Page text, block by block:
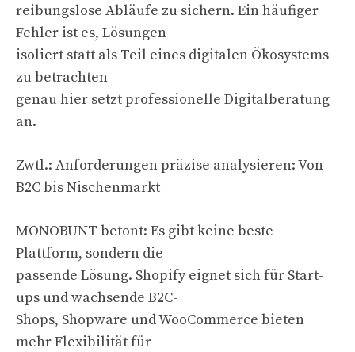
reibungslose Abläufe zu sichern. Ein häufiger
Fehler ist es, Lösungen
isoliert statt als Teil eines digitalen Ökosystems
zu betrachten –
genau hier setzt professionelle Digitalberatung
an.
Zwtl.: Anforderungen präzise analysieren: Von
B2C bis Nischenmarkt
MONOBUNT betont: Es gibt keine beste
Plattform, sondern die
passende Lösung. Shopify eignet sich für Start-
ups und wachsende B2C-
Shops, Shopware und WooCommerce bieten
mehr Flexibilität für